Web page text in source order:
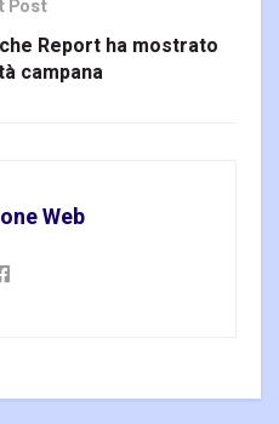
Post
Report ha mostrato
campana
Web